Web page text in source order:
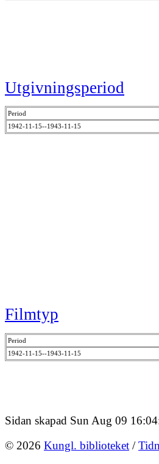
Utgivningsperiod
Period
1942-11-15--1943-11-15
Filmtyp
Period
1942-11-15--1943-11-15
Sidan skapad Sun Aug 09
© 2026 Kungl. biblioteket /